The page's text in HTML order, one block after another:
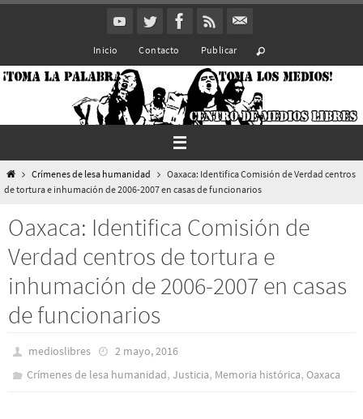
Inicio Contacto Publicar
InicioCrímenes de lesa humanidad
Oaxaca: Identifica Comisión de Verdad centros
de tortura e inhumación de 2006-2007 en casas de funcionarios
Oaxaca: Identifica Comisión de
Verdad centros de tortura e
inhumación de 2006-2007 en casas
de funcionarios
medioslibres
2 mayo, 2016
Crímenes de lesa humanidad,Justicia, Memoria histórica,Oaxaca